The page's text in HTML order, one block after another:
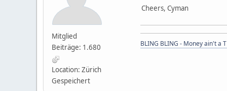
Mitglied
Beiträge: 1.680
Location: Zürich
Gespeichert
Cheers, Cyman
BLING BLING - Money ain't a